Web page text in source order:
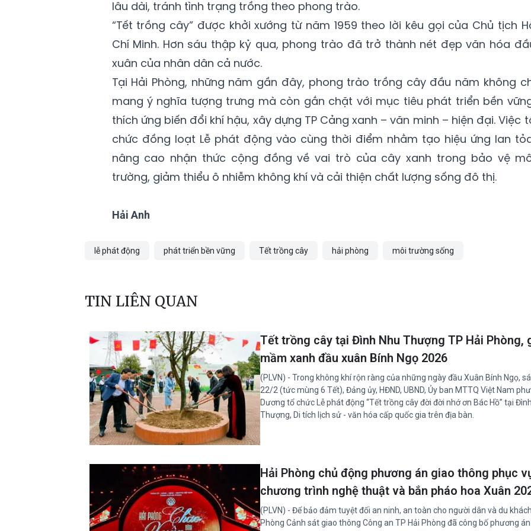
lâu dài, tránh tình trạng trồng theo phong trào.
“Tết trồng cây” được khởi xướng từ năm 1959 theo lời kêu gọi của Chủ tịch
Chí Minh. Hơn sáu thập kỷ qua, phong trào đã trở thành nét đẹp văn hóa
xuân của nhân dân cả nước.
Tại Hải Phòng, những năm gần đây, phong trào trồng cây đầu năm không
mang ý nghĩa tượng trưng mà còn gắn chặt với mục tiêu phát triển bền
thích ứng biến đổi khí hậu, xây dựng TP Cảng xanh – văn minh – hiện đại. Việc
chức đồng loạt Lễ phát động vào cùng thời điểm nhằm tạo hiệu ứng lan
nâng cao nhận thức cộng đồng về vai trò của cây xanh trong bảo vệ
trường, giảm thiểu ô nhiễm không khí và cải thiện chất lượng sống đô thị.
Hải Anh
lễ phát động phát triển bền vững Tết trồng cây hải phòng môi trường sống
TIN LIÊN QUAN
Tết trồng cây tại Đình Nhu Thượng TP Hải Phòng,
mầm xanh đầu xuân Bính Ngọ 2026
(PLVN) - Trong không khí rộn ràng của những ngày đầu Xuân Bính Ngọ,
22/2 (tức mùng 6 Tết), Đảng ủy, HĐND, UBND, Ủy ban MTTQ Việt Nam
Dương tổ chức Lễ phát động “Tết trồng cây đời đời nhớ ơn Bác Hồ” tại
Thượng, Di tích lịch sử - văn hóa cấp quốc gia trên địa bàn.
Hải Phòng chủ động phương án giao thông phục
chương trình nghệ thuật và bắn pháo hoa Xuân
(PLVN) - Để bảo đảm tuyệt đối an ninh, an toàn cho người dân và du
Phòng Cảnh sát giao thông Công an TP Hải Phòng đã công bố phương